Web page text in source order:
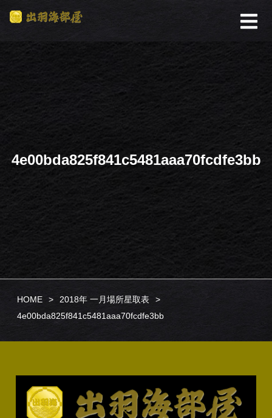
4e00bda825f841c5481aaa70fcdfe3bb
HOME
2018年 一月場所星取表
4e00bda825f841c5481aaa70fcdfe3bb